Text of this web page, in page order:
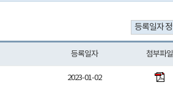
등록일자 첨부파일
2023-01-02